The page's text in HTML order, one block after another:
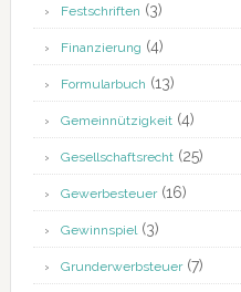
Festschriften (3)
Finanzierung (4)
Formularbuch (13)
Gemeinnützigkeit(4)
Gesellschaftsrecht(25)
Gewerbesteuer(16)
Gewinnspiel(3)
Grunderwerbsteuer(7)